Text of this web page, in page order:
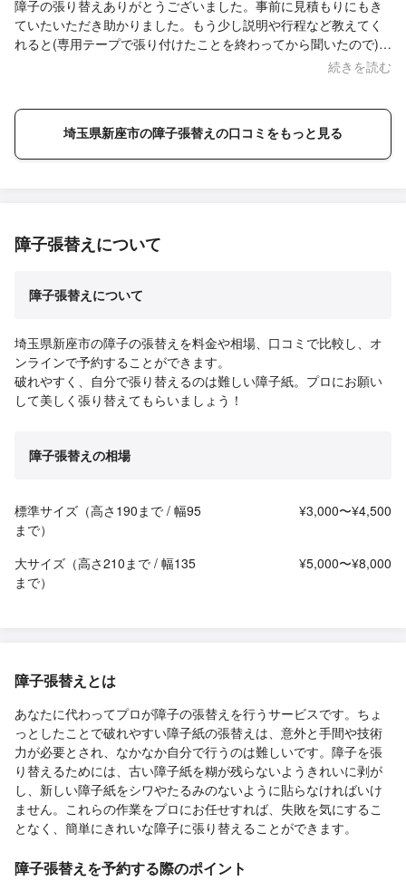
障子の張り替えありがとうございました。事前に見積もりにもき
ていたいただき助かりました。もう少し説明や行程など教えてく
れると(専用テープで張り付けたことを終わってから聞いたので)安
心して任せられると思いました。仕上がりは思ったより薄い!?と
ろしくお願いします!
続きを読む
埼玉県新座市の障子張替えの口コミをもっと見る
障子張替えについて
障子張替えについて
埼玉県新座市の障子の張替えを料金や相場、口コミで比較し、オ
ンラインで予約することができます。
破れやすく、自分で張り替えるのは難しい障子紙。プロにお願い
して美しく張り替えてもらいましょう！
障子張替えの相場
標準サイズ（高さ190まで / 幅95
まで）
¥3,000〜¥4,500
大サイズ（高さ210まで / 幅135
まで）
¥5,000〜¥8,000
障子張替えとは
あなたに代わってプロが障子の張替えを行うサービスです。ちょ
っとしたことで破れやすい障子紙の張替えは、意外と手間や技術
力が必要とされ、なかなか自分で行うのは難しいです。障子を張
り替えるためには、古い障子紙を糊が残らないようきれいに剥が
し、新しい障子紙をシワやたるみのないように貼らなければいけ
ません。これらの作業をプロにお任せすれば、失敗を気にするこ
となく、簡単にきれいな障子に張り替えることができます。
障子張替えを予約する際のポイント